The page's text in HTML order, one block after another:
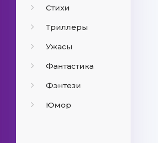
Стихи
Триллеры
Ужасы
Фантастика
Фэнтези
Юмор